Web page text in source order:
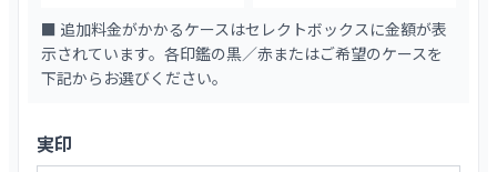
■ 追加料金がかかるケースはセレクトボックスに金額が表
示されています。各印鑑の黒／赤またはご希望のケースを
下記からお選びください。
実印